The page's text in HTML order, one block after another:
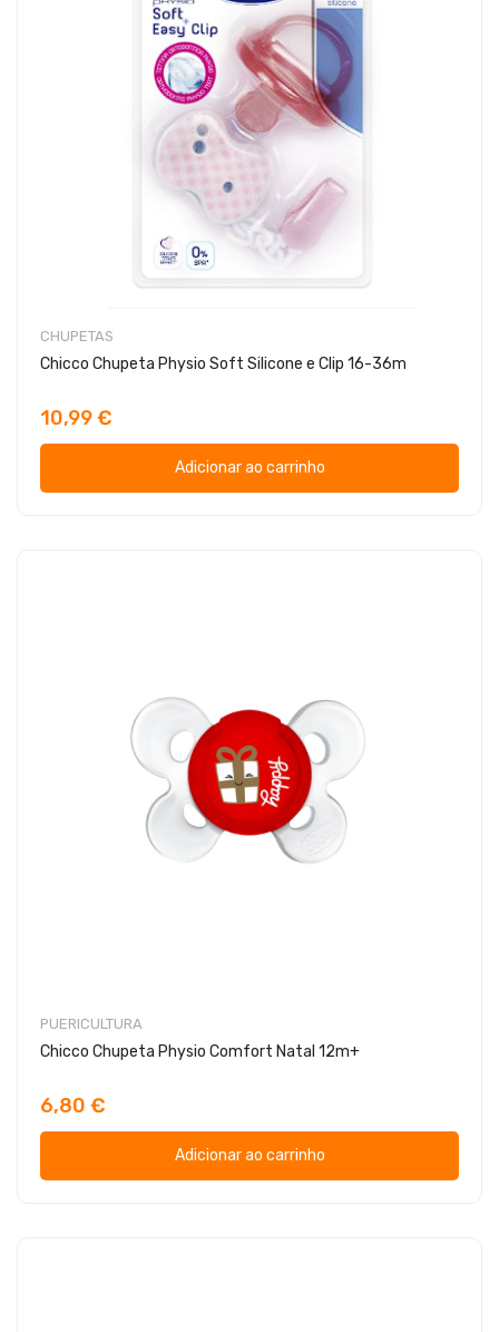
CHUPETAS
Chicco Chupeta Physio Soft Silicone e Clip 16-36m
10,99 €
Adicionar ao carrinho
PUERICULTURA
Chicco Chupeta Physio Comfort Natal 12m+
6,80 €
Adicionar ao carrinho